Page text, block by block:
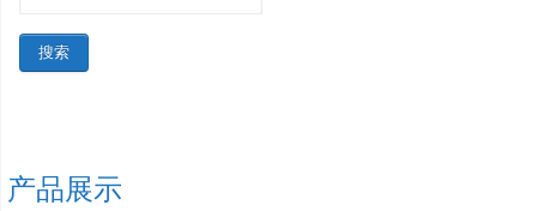
产品展示